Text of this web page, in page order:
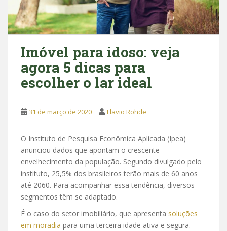
Imóvel para idoso: veja
agora 5 dicas para
escolher o lar ideal
31 de março de 2020 Flavio Rohde
O Instituto de Pesquisa Econômica Aplicada (Ipea)
anunciou dados que apontam o crescente
envelhecimento da população. Segundo divulgado pelo
instituto, 25,5% dos brasileiros terão mais de 60 anos
até 2060. Para acompanhar essa tendência, diversos
segmentos têm se adaptado.
É o caso do setor imobiliário, que apresenta soluções
em moradia para uma terceira idade ativa e segura.